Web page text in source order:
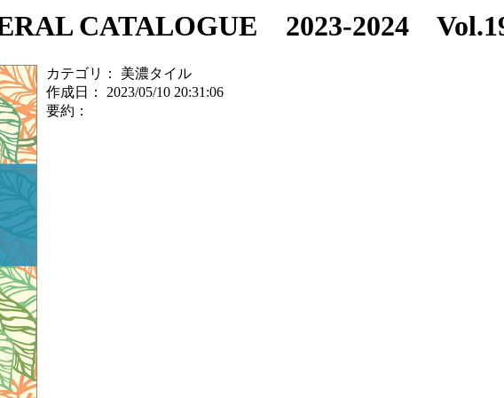
CATALOGUE 2023-2024
カテゴリ：
美濃タイル
作成日：
2023/05/10 20:31:06
要約：